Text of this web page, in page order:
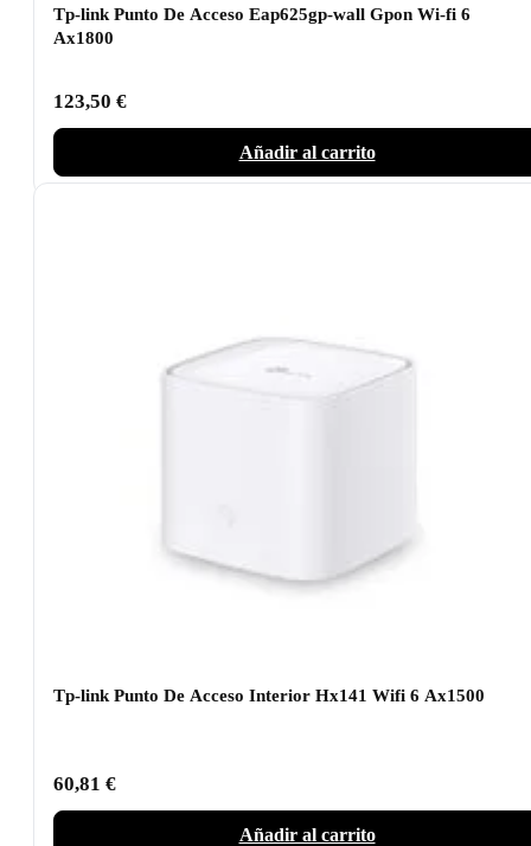
Tp-link Punto De Acceso Eap625gp-wall Gpon Wi-fi 6
Ax1800
123,50 €
Añadir al carrito
Tp-link Punto De Acceso Interior Hx141 Wifi 6 Ax1500
60,81 €
Añadir al carrito